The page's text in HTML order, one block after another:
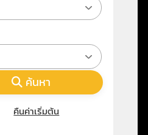
ค้นหา
คืนค่าเริ่มต้น